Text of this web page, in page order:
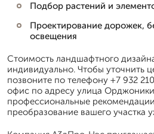
Подбор растений и
Проектирование дорожек,
освещения
Стоимость ландшафтного
индивидуально. Чтобы уточнить
позвоните по телефону +7 932
офис по адресу улица
профессиональные
преобразование вашего участка